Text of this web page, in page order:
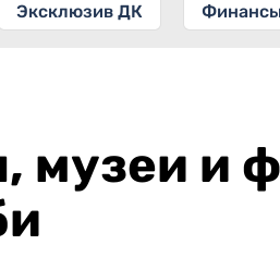
Эксклюзив ДК
музеи и